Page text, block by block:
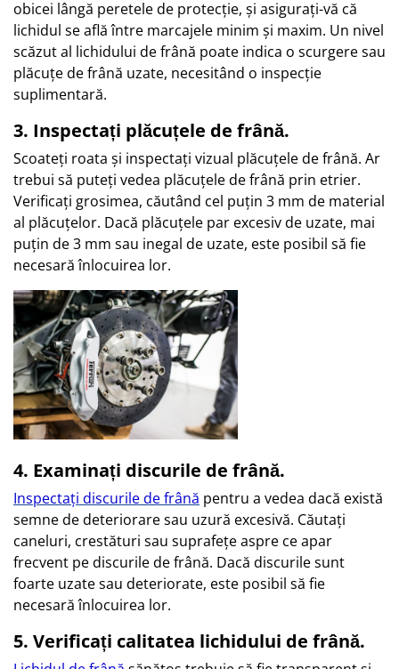
obicei lângă peretele de protecție, și asigurați-vă că
lichidul se află între marcajele minim și maxim. Un nivel
scăzut al lichidului de frână poate indica o scurgere sau
plăcuțe de frână uzate, necesitând o inspecție
suplimentară.
3. Inspectați plăcuțele de frână.
Scoateți roata și inspectați vizual plăcuțele de frână. Ar
trebui să puteți vedea plăcuțele de frână prin etrier.
Verificați grosimea, căutând cel puțin 3 mm de material
al plăcuțelor. Dacă plăcuțele par excesiv de uzate, mai
puțin de 3 mm sau inegal de uzate, este posibil să fie
necesară înlocuirea lor.
4. Examinați discurile de frână.
Inspectați discurile de frână pentru a vedea dacă există
semne de deteriorare sau uzură excesivă. Căutați
caneluri, crestături sau suprafețe aspre ce apar
frecvent pe discurile de frână. Dacă discurile sunt
foarte uzate sau deteriorate, este posibil să fie
necesară înlocuirea lor.
5. Verificați calitatea lichidului de frână.